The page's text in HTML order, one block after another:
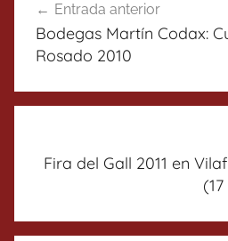
de
entradas
Entrada anterior
Bodegas Martín Codax:
Rosado 2010
Fira del Gall 2011 en